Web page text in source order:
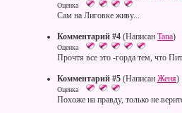
Оценка
Сам на Лиговке живу...
Комментарий #4 (Написан Tana)
Оценка
Прочтя все это -горда тем, что
Комментарий #5 (Написан Женя)
Оценка
Похоже на правду, только не